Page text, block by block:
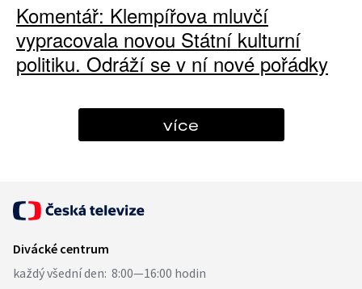
Komentář: Klempířova mluvčí
vypracovala novou Státní kulturní
politiku. Odráží se v ní nové pořádky
více